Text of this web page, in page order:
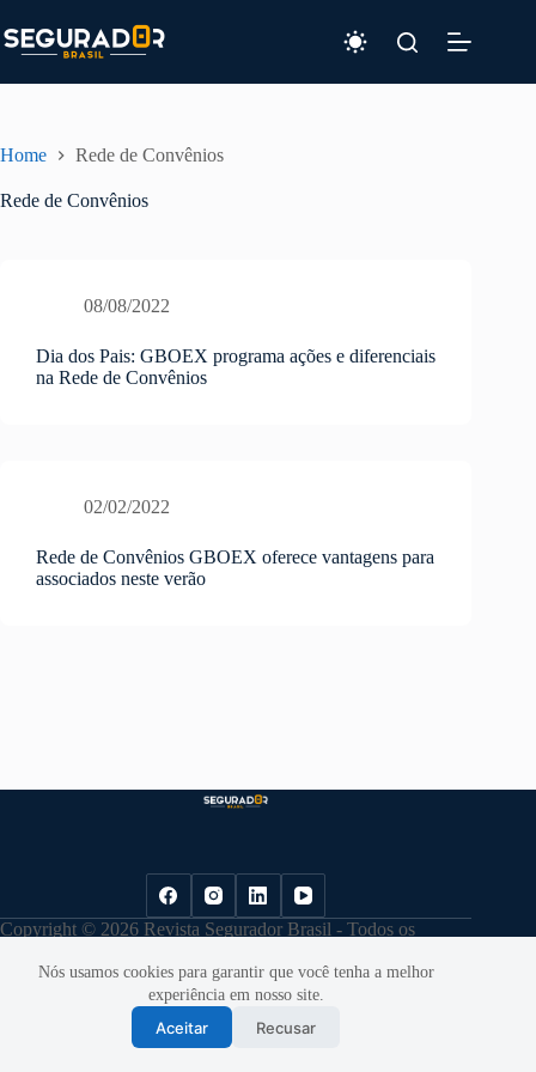
para
o
Nós usamos cookies para garantir que você tenha a melhor
experiência em nosso site.
Aceitar Recusar
Home Rede de Convênios
Rede de Convênios
08/08/2022
Dia dos Pais: GBOEX programa ações e diferenciais
na Rede de Convênios
02/02/2022
Rede de Convênios GBOEX oferece vantagens para
associados neste verão
Copyright © 2026 Revista Segurador Brasil - Todos os
Desenvolvido por